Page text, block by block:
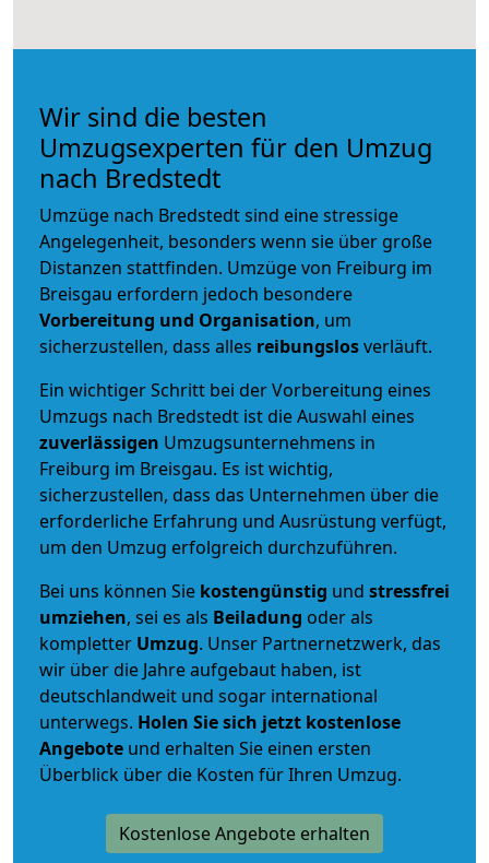
Wir sind die besten
Umzugsexperten für den Umzug
nach Bredstedt
Umzüge nach Bredstedt sind eine stressige
Angelegenheit, besonders wenn sie über große
Distanzen stattfinden. Umzüge von Freiburg im
Breisgau erfordern jedoch besondere
Vorbereitung und Organisation, um
sicherzustellen, dass alles reibungslosverläuft.
Ein wichtiger Schritt bei der Vorbereitung eines
Umzugs nach Bredstedt ist die Auswahl eines
zuverlässigen Umzugsunternehmens in
Freiburg im Breisgau. Es ist wichtig,
sicherzustellen, dass das Unternehmen über die
erforderliche Erfahrung und Ausrüstung verfügt,
um den Umzug erfolgreich durchzuführen.
Bei uns können Sie kostengünstig und stressfrei
umziehen, sei es als Beiladung oder als
kompletter Umzug. Unser Partnernetzwerk, das
wir über die Jahre aufgebaut haben, ist
deutschlandweit und sogar international
unterwegs. Holen Sie sich jetzt kostenlose
Angebote und erhalten Sie einen ersten
Überblick über die Kosten für Ihren Umzug.
Kostenlose Angebote erhalten